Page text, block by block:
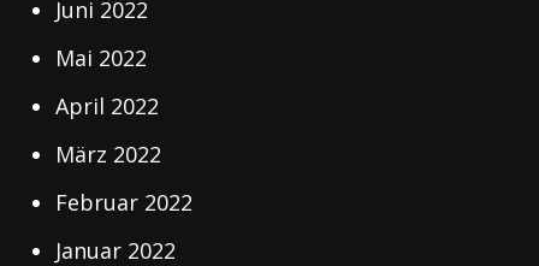
Juni 2022
Mai 2022
April 2022
März 2022
Februar 2022
Januar 2022